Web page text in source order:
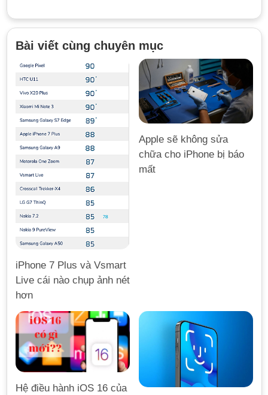
Bài viết cùng chuyên mục
iPhone 7 Plus và Vsmart
Live cái nào chụp ảnh nét
hơn
Apple sẽ không sửa
chữa cho iPhone bị báo
mất
Hệ điều hành iOS 16 của